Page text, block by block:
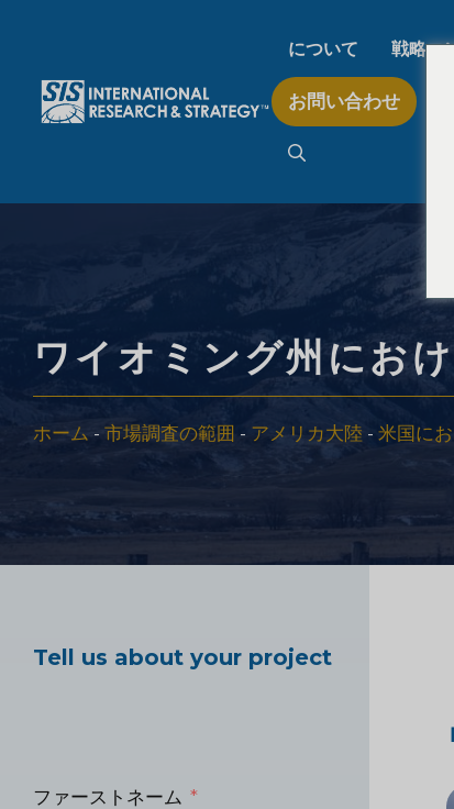
について 戦略コ
AI市場調査
消費者市場調査
フィンテック研
ヘルスケア市場
産業市場調査
お問い合わせ
ワイオミング州にお
ホーム - 市場調査の範囲 - アメリカ大陸 - 米国に
Tell us about your project
ファーストネーム